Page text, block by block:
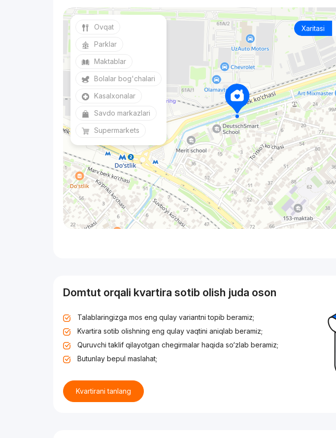
Xaritasi
Ovqat
Parklar
Maktablar
Bolalar bog'chalari
Kasalxonalar
Savdo markazlari
Supermarkets
Domtut orqali kvartira sotib olish juda oson
Talablaringizga mos eng qulay variantni topib beramiz;
Kvartira sotib olishning eng qulay vaqtini aniqlab beramiz;
Quruvchi taklif qilayotgan chegirmalar haqida so‘zlab beramiz;
Butunlay bepul maslahat;
Kvartirani tanlang